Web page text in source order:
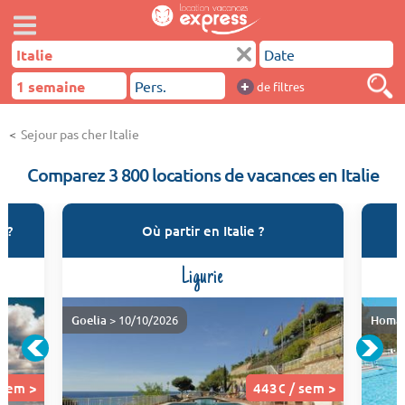
+ de filtres
Sejour pas cher Italie
Comparez 3 800 locations de vacances en Italie
?
>
Où partir en Italie ?
Ligurie
443€ / sem >
Goelia > 10/10/2026